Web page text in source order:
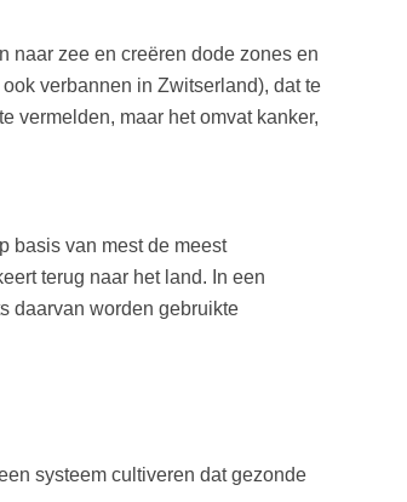
naar zee en creëren dode zones en
verbannen in Zwitserland), dat te
vermelden, maar het omvat kanker,
basis van mest de meest
terug naar het land. In een
daarvan worden gebruikte
systeem cultiveren dat gezonde